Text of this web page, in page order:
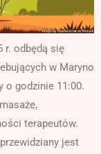
r. odbędą się
w Maryno
o godzinie 11:00.
terapeutów.
jest